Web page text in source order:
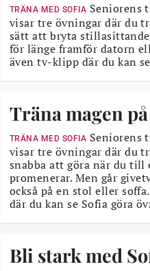
TRÄNA MED SOFIA Seniorens
visar tre övningar där du
sätt att bryta
för länge framför datorn
även tv-klipp där du kan
Träna magen
TRÄNA MED SOFIA Seniorens
visar tre övningar där du
snabba att göra när du till
promenerar. Men går
också på en stol eller
där du kan se Sofia göra
Bli stark med